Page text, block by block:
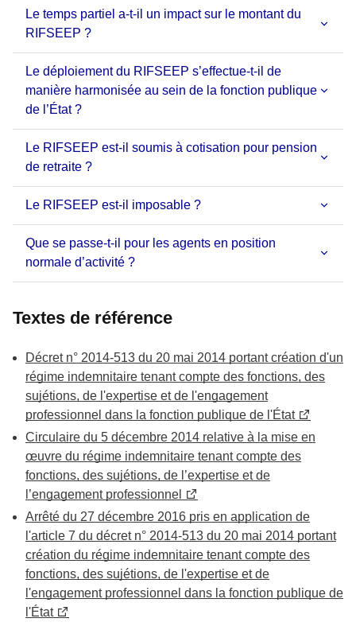
Le temps partiel a-t-il un impact sur le montant du
RIFSEEP ?
Le déploiement du RIFSEEP s’effectue-t-il de
manière harmonisée au sein de la fonction publique
de l’État ?
Le RIFSEEP est-il soumis à cotisation pour pension
de retraite ?
Le RIFSEEP est-il imposable ?
Que se passe-t-il pour les agents en position
normale d’activité ?
Textes de référence
Décret n° 2014-513 du 20 mai 2014 portant création d'un
régime indemnitaire tenant compte des fonctions, des
sujétions, de l'expertise et de l'engagement
professionnel dans la fonction publique de l'État
Circulaire du 5 décembre 2014 relative à la mise en
œuvre du régime indemnitaire tenant compte des
fonctions, des sujétions, de l’expertise et de
l’engagement professionnel
Arrêté du 27 décembre 2016 pris en application de
l'article 7 du décret n° 2014-513 du 20 mai 2014 portant
création du régime indemnitaire tenant compte des
fonctions, des sujétions, de l'expertise et de
l'engagement professionnel dans la fonction publique de
l'État